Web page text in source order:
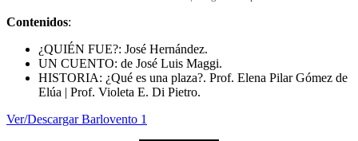
Contenidos:
¿QUIÉN FUE?: José Hernández.
UN CUENTO: de José Luis Maggi.
HISTORIA: ¿Qué es una plaza?. Prof. Elena Pilar Gómez de
Elúa | Prof. Violeta E. Di Pietro.
Ver/Descargar Barlovento 1